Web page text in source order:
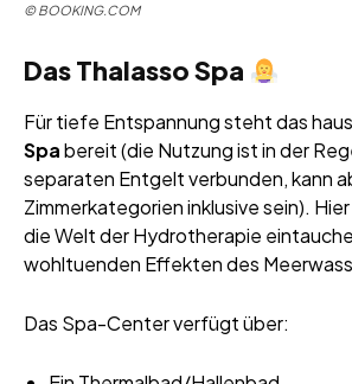
© BOOKING.COM
Das Thalasso Spa
Für tiefe Entspannung steht das
Spabereit (die Nutzung ist in der
separaten Entgelt verbunden, kann
Zimmerkategorien inklusive sein).
die Welt der Hydrotherapie
wohltuenden Effekten des
Das Spa-Center verfügt über: